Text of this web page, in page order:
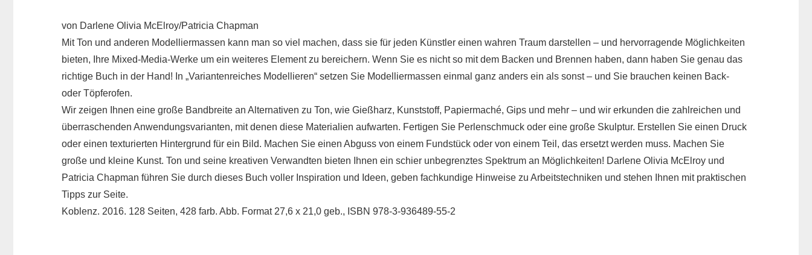
von Darlene Olivia McElroy/Patricia Chapman
Mit Ton und anderen Modelliermassen kann man so viel machen, dass sie für jeden Künstler einen wahren Traum darstellen – und hervorragende Möglichkeiten
bieten, Ihre Mixed-Media-Werke um ein weiteres Element zu bereichern. Wenn Sie es nicht so mit dem Backen und Brennen haben, dann haben Sie genau das
richtige Buch in der Hand! In „Variantenreiches Modellieren“ setzen Sie Modelliermassen einmal ganz anders ein als sonst – und Sie brauchen keinen Back-
oder Töpferofen.
Wir zeigen Ihnen eine große Bandbreite an Alternativen zu Ton, wie Gießharz, Kunststoff, Papiermaché, Gips und mehr – und wir erkunden die zahlreichen und
überraschenden Anwendungsvarianten, mit denen diese Materialien aufwarten. Fertigen Sie Perlenschmuck oder eine große Skulptur. Erstellen Sie einen Druck
oder einen texturierten Hintergrund für ein Bild. Machen Sie einen Abguss von einem Fundstück oder von einem Teil, das ersetzt werden muss. Machen Sie
große und kleine Kunst. Ton und seine kreativen Verwandten bieten Ihnen ein schier unbegrenztes Spektrum an Möglichkeiten! Darlene Olivia McElroy und
Patricia Chapman führen Sie durch dieses Buch voller Inspiration und Ideen, geben fachkundige Hinweise zu Arbeitstechniken und stehen Ihnen mit praktischen
Tipps zur Seite.
Koblenz. 2016. 128 Seiten, 428 farb. Abb. Format 27,6 x 21,0 geb., ISBN 978-3-936489-55-2